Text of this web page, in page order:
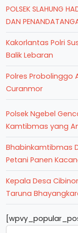
POLSEK SLAHUNG
DAN
Kakorlantas Polri
Balik Lebaran
Polres Probolinggo
Curanmor
Polsek Ngebel
Kamtibmas yang
Bhabinkamtibmas
Petani Panen
Kepala Desa
Taruna